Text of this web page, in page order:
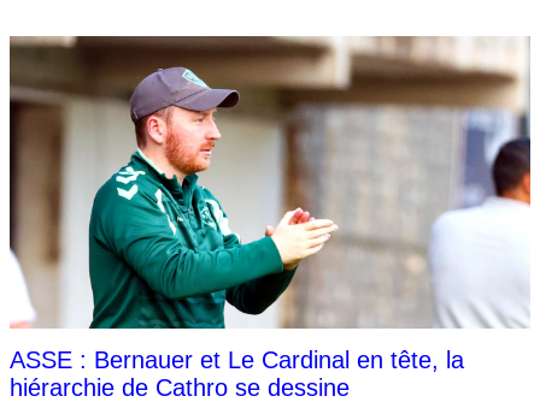
ASSE : Bernauer et Le Cardinal en tête, la
hiérarchie de Cathro se dessine